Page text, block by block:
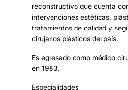
reconstructivo que cuenta
intervenciones estéticas,
tratamientos de calidad y
cirujanos plásticos del país.
Es egresado como médico
en 1983.
Especialidades